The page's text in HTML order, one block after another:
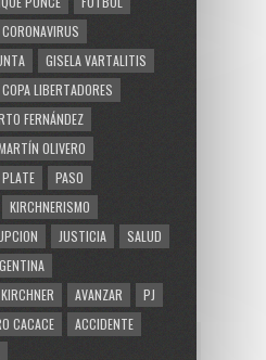
CORONAVIRUS
GISELA VARTALITIS
COPA LIBERTADORES
FERNÁNDEZ
OLIVERO
PASO
KIRCHNERISMO
JUSTICIA
SALUD
AVANZAR
PJ
CACACE
ACCIDENTE